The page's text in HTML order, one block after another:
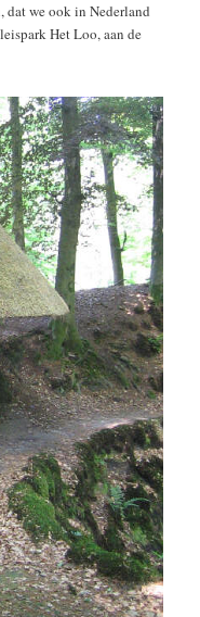
dat we ook in Nederland
Het Loo, aan de